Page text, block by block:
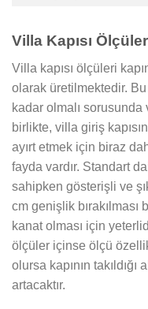
Villa Kapısı
Villa kapısı ölçüleri
olarak üretilmektedir.
kadar olmalı
birlikte, villa giriş
ayırt etmek için biraz
fayda vardır. Standart
sahipken gösterişli ve
cm genişlik bırakılması
kanat olması için
ölçüler içinse ölçü
olursa kapının
artacaktır.